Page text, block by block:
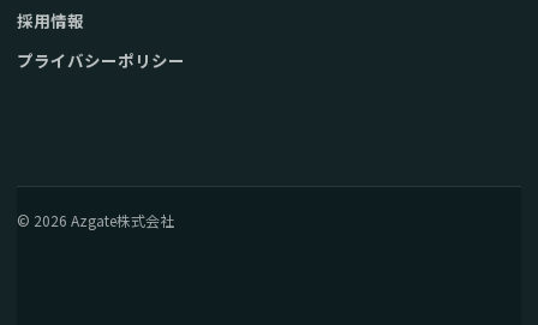
採用情報
プライバシーポリシー
© 2026 Azgate株式会社